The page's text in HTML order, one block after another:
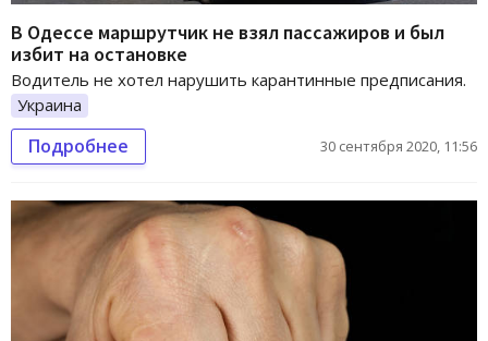
В Одессе маршрутчик не взял пассажиров и был
избит на остановке
Водитель не хотел нарушить карантинные предписания.
Украина
Подробнее 30 сентября 2020, 11:56